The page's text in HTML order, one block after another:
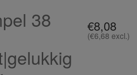
€8,08
(€6,68 excl.)
38